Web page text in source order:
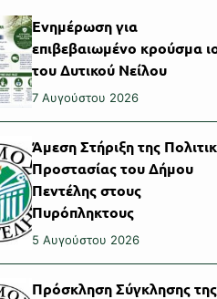
Ενημέρωση για
επιβεβαιωμένο κρούσμα
του Δυτικού Νείλου
7 Αυγούστου 2026
Άμεση Στήριξη της
Προστασίας του Δήμου
Πεντέλης στους
Πυρόπληκτους
5 Αυγούστου 2026
Πρόσκληση Σύγκλησης της